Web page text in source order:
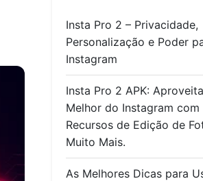
Insta Pro 2 – Privacidade,
Personalização e Poder
Instagram
Insta Pro 2 APK:
Melhor do Instagram com
Recursos de Edição de
Muito Mais.
As Melhores Dicas para